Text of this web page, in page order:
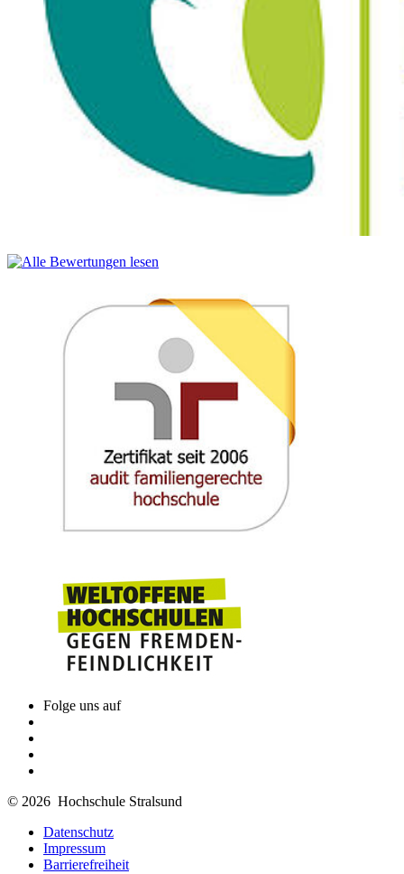
Folge uns auf
© 2026 Hochschule Stralsund
Datenschutz
Impressum
Barrierefreiheit